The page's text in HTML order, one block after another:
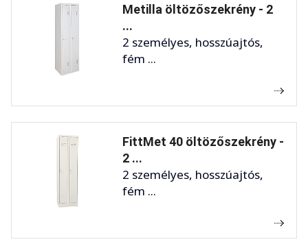
Metilla öltözőszekrény - 2
...
2 személyes, hosszúajtós,
fém ...
FittMet 40 öltözőszekrény -
2 ...
2 személyes, hosszúajtós,
fém ...